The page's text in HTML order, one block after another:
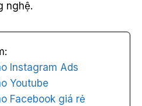
nghệ.
Instagram Ads
Youtube
Facebook giá rẻ